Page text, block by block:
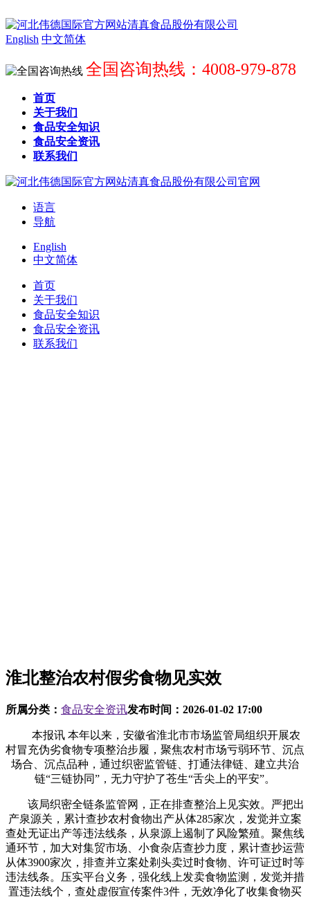
English 中文简体
全国咨询热线：4008-979-878
首页
关于我们
食品安全知识
食品安全资讯
联系我们
语言
导航
English
中文简体
首页
关于我们
食品安全知识
食品安全资讯
联系我们
淮北整治农村假劣食物见实效
所属分类： 食品安全资讯发布时间： 2026-01-02 17:00
本报讯 本年以来，安徽省淮北市市场监管局组织开展农
村冒充伪劣食物专项整治步履，聚焦农村市场亏弱环节、沉点
场合、沉点品种，通过织密监管链、打通法律链、建立共治
链“三链协同”，无力守护了苍生“舌尖上的平安”。
该局织密全链条监管网，正在排查整治上见实效。严把出
产泉源关，累计查抄农村食物出产从体285家次，发觉并立案
查处无证出产等违法线条，从泉源上遏制了风险繁殖。聚焦线
通环节，加大对集贸市场、小食杂店查抄力度，累计查抄运营
从体3900家次，排查并立案处剃头卖过时食物、许可证过时等
违法线条。压实平台义务，强化线上发卖食物监测，发觉并措
置违法线个，查处虚假宣传案件3件，无效净化了收集食物买